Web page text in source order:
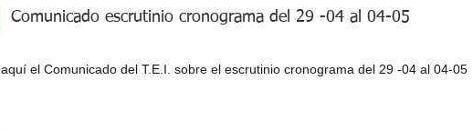
Comunicado escrutinio cronograma del 29 -04 al 04-05
el Comunicado del T.E.I. sobre el escrutinio cronograma del 29 -04 al 04-05